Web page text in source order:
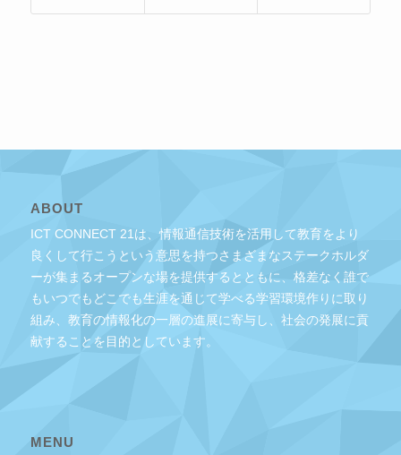
ABOUT
ICT CONNECT 21は、情報通信技術を活用して教育をより
良くして行こうという意思を持つさまざまなステークホルダ
ーが集まるオープンな場を提供するとともに、格差なく誰で
もいつでもどこでも生涯を通じて学べる学習環境作りに取り
組み、教育の情報化の一層の進展に寄与し、社会の発展に貢
献することを目的としています。
MENU